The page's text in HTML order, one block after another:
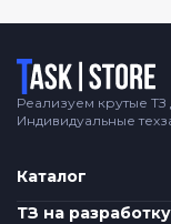
Логотип
Реализуем крутые
Индивидуальные
Каталог
ТЗ на